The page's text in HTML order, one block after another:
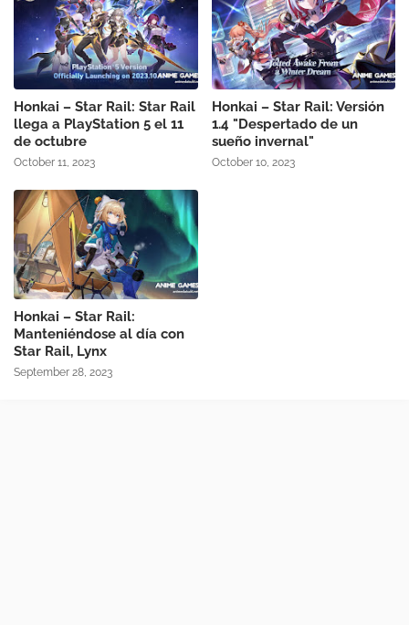
Honkai – Star Rail: Star Rail
llega a PlayStation 5 el 11
de octubre
October 11, 2023
Honkai – Star Rail: Versión
1.4 "Despertado de un
sueño invernal"
October 10, 2023
Honkai – Star Rail:
Manteniéndose al día con
Star Rail, Lynx
September 28, 2023